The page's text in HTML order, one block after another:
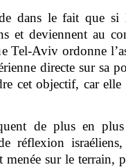
dans le fait que si
et deviennent au
Tel-Aviv ordonne
directe sur sa
cet objectif, car elle
de plus en plus
réflexion
menée sur le terrain,